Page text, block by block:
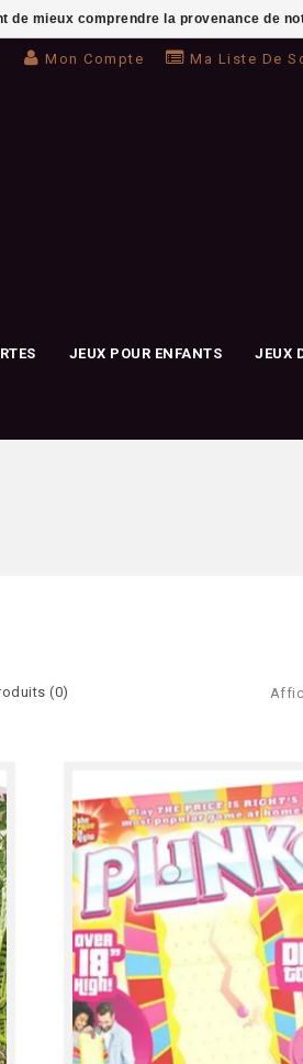
Mon Compte Ma Liste De
JEUX POUR ENFANTS JEUX
(0)
mieux comprendre la provenance de